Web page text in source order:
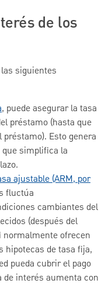
de los
siguientes
, puede asegurar la tasa
préstamo (hasta que
préstamo). Esto genera
que simplifica la
ajustable (ARM, por
fluctúa
cambiantes del
(después del
normalmente ofrecen
hipotecas de tasa fija,
pueda cubrir el pago
de interés aumenta con